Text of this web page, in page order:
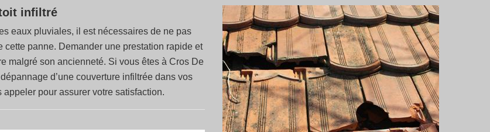
infiltré
eaux pluviales, il est nécessaires de ne pas
panne. Demander une prestation rapide et
malgré son ancienneté. Si vous êtes à Cros De
d’une couverture infiltrée dans vos
pour assurer votre satisfaction.